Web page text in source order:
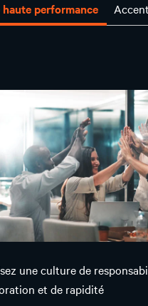
performance
une culture de
et de rapidité